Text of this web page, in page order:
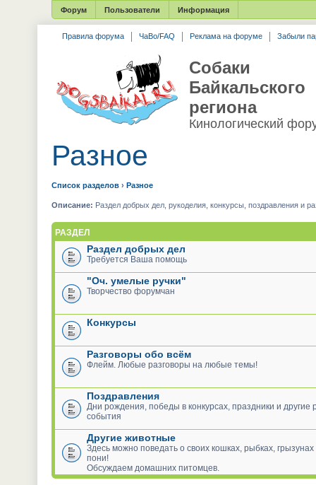
Форум Пользователи Информация
Правила форума ЧаВо/FAQ Реклама на форуме Забыли
Собаки
Байкальского
региона
Кинологический
Разное
Список разделов › Разное
Описание: Раздел добрых дел, рукоделия, конкурсы, поздравления и
РАЗДЕЛ
Раздел добрых дел
Требуется Ваша помощь
"Оч. умелые ручки"
Творчество форумчан
Конкурсы
Разговоры обо всём
Флейм. Любые разговоры на любые темы!
Поздравления
Дни рождения, победы в конкурсах, праздники и другие
события
Другие животные
Здесь можно поведать о своих кошках, рыбках,
пони!
Обсуждаем домашних питомцев.